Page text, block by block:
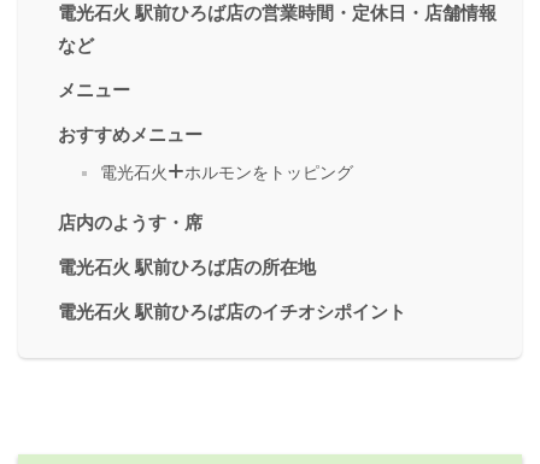
電光石火 駅前ひろば店の営業時間・定休日・店舗情報
など
メニュー
おすすめメニュー
電光石火+ホルモンをトッピング
店内のようす・席
電光石火 駅前ひろば店の所在地
電光石火 駅前ひろば店のイチオシポイント